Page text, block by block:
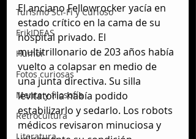
Turismo Sci-Fi y Curioso
FrikIDEAS
Humor
Fotos curiosas
Mente y filosofía
Retrocultura
Literatura
El anciano Fellowrocker yacía en
estado crítico en la cama de su
hospital privado. El
multitrillonario de 203 años había
vuelto a colapsar en medio de
una junta directiva. Su silla
levitatoria había podido
estabilizarlo y sedarlo. Los robots
médicos revisaron minuciosa y